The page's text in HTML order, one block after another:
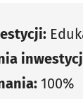
100%